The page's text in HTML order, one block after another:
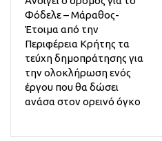
Φόδελε – Μάραθος-
Έτοιμα από την
Περιφέρεια Κρήτης τα
τεύχη δημοπράτησης για
την ολοκλήρωση ενός
έργου που θα δώσει
ανάσα στον ορεινό όγκο